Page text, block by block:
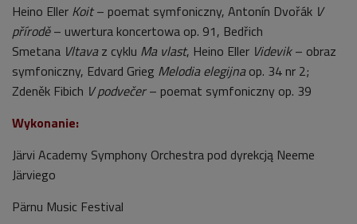
Heino Eller Koit– poemat symfoniczny, Antonín Dvořák V
přírodě– uwertura koncertowa op. 91, Bedřich
Smetana Vltavaz cyklu Ma vlast, Heino Eller Videvik– obraz
symfoniczny, Edvard Grieg Melodia elegijnaop. 34 nr 2;
Zdeněk Fibich V podvečer– poemat symfoniczny op. 39
Wykonanie:
Järvi Academy Symphony Orchestra pod dyrekcją Neeme
Järviego
Pärnu Music Festival